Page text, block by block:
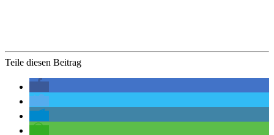
Teile diesen Beitrag